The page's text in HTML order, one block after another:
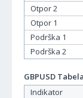
Otpor 2
Otpor 1
Podrška 1
Podrška 2
GBPUSD
Indikator